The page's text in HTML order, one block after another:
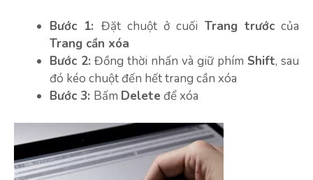
Bước 1: Đặt chuột ở cuối Trang trướccủa
Trang cần xóa
Bước 2: Đồng thời nhấn và giữ phím Shift, sau
đó kéo chuột đến hết trang cần xóa
Bước 3: Bấm Delete để xóa